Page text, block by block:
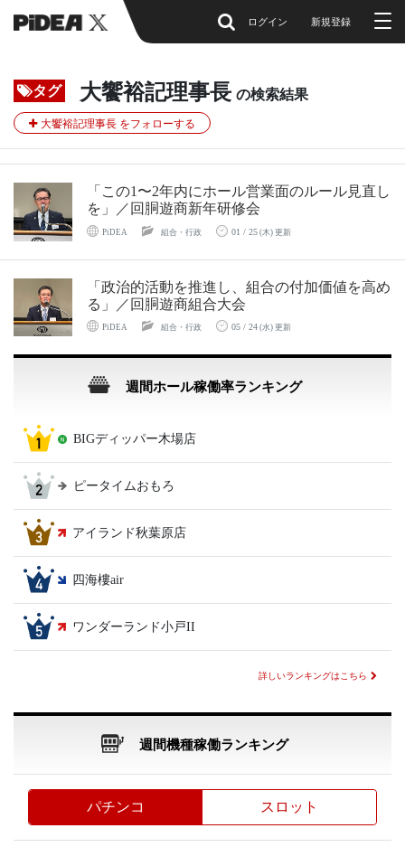
ログイン 新規登録
タグ 大饗裕記理事長 の検索結果
大饗裕記理事長 をフォローする
「この1〜2年内にホール営業面のルール見直し
を」／回胴遊商新年研修会
PiDEA 組合・行政 01 / 25(木) 更新
「政治的活動を推進し、組合の付加価値を高め
る」／回胴遊商組合大会
PiDEA 組合・行政 05 / 24(水) 更新
週間ホール稼働率ランキング
BIGディッパー木場店
ピータイムおもろ
アイランド秋葉原店
四海樓air
ワンダーランド小戸II
詳しいランキングはこちら
週間機種稼働ランキング
パチンコ スロット